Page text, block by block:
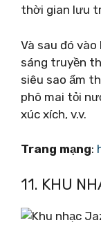
thời gian lưu
Và sau đó
sáng truyền
siêu sao ẩm
phô mai tỏi
xúc xích, v.v.
Trang mạng:
11. KHU